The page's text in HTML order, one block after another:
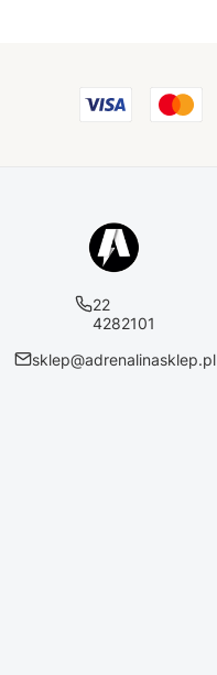
22
4282101
sklep@adrenalinasklep.pl